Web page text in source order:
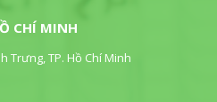
CHÍ MINH
Trưng, TP. Hồ Chí Minh